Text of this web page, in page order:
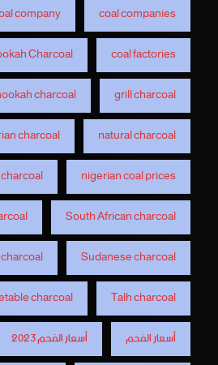
coal companies
company
coal factories
Charcoal
grill charcoal
charcoal
natural charcoal
charcoal
nigerian coal prices
South African charcoal
Sudanese charcoal
Talh charcoal
charcoal
أسعار الفحم
أسعار الفحم 2023